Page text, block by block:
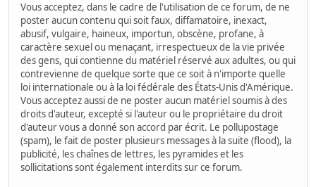
Vous acceptez, dans le cadre de l'utilisation de ce forum, de ne
poster aucun contenu qui soit faux, diffamatoire, inexact,
abusif, vulgaire, haineux, importun, obscène, profane, à
caractère sexuel ou menaçant, irrespectueux de la vie privée
des gens, qui contienne du matériel réservé aux adultes, ou qui
contrevienne de quelque sorte que ce soit à n'importe quelle
loi internationale ou à la loi fédérale des États-Unis d'Amérique.
Vous acceptez aussi de ne poster aucun matériel soumis à des
droits d'auteur, excepté si l'auteur ou le propriétaire du droit
d'auteur vous a donné son accord par écrit. Le pollupostage
(spam), le fait de poster plusieurs messages à la suite (flood), la
publicité, les chaînes de lettres, les pyramides et les
sollicitations sont également interdits sur ce forum.